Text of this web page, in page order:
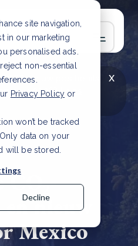
site navigation,
in our marketing
personalised ads.
non-essential
Privacy Policy or
won’t be tracked
data on your
will be stored.
Decline
x
en uw positie als
er in 2026?Lees
CO₂-
nieuw
Mexico